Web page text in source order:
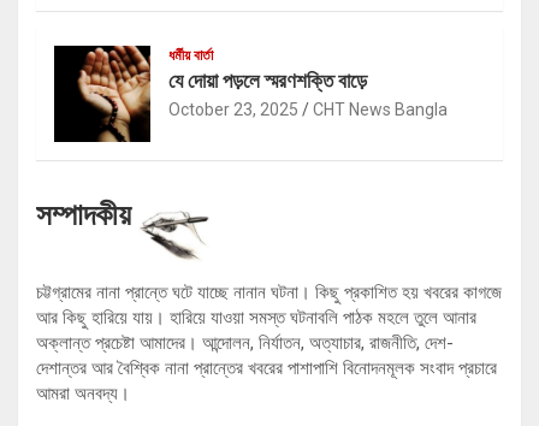
ধর্মীয় বার্তা
যে দোয়া পড়লে স্মরণশক্তি বাড়ে
October 23, 2025 CHT News Bangla
সম্পাদকীয়
চট্টগ্রামের নানা প্রান্তে ঘটে যাচ্ছে নানান ঘটনা। কিছু প্রকাশিত হয় খবরের কাগজে
আর কিছু হারিয়ে যায়। হারিয়ে যাওয়া সমস্ত ঘটনাবলি পাঠক মহলে তুলে আনার
অক্লান্ত প্রচেষ্টা আমাদের। আন্দোলন, নির্যাতন, অত্যাচার, রাজনীতি, দেশ-
দেশান্তর আর বৈশ্বিক নানা প্রান্তের খবরের পাশাপাশি বিনোদনমূলক সংবাদ প্রচারে
আমরা অনবদ্য।